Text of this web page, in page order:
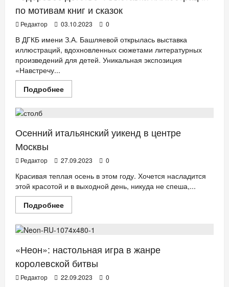
просматриваемых
телеканалов
по мотивам книг и сказок
Редактор 03.10.2023 0
В ДГКБ имени З.А. Башляевой открылась выставка
иллюстраций, вдохновленных сюжетами литературных
произведений для детей. Уникальная экспозиция
«Навстречу...
ПодробнееПрочитать
больше
иллюстраций
по
и
ДЕТИ ЕДА
Осенний итальянский уикенд в центре
Москвы
Редактор 27.09.2023 0
Красивая теплая осень в этом году. Хочется насладится
этой красотой и в выходной день, никуда не спеша,...
ПодробнееПрочитать
больше
Осенний
итальянский
в
центре
Москвы
ДЕТИ НОВОСТИ АНОНСЫ
«Неон»: настольная игра в жанре
королевской битвы
Редактор 22.09.2023 0